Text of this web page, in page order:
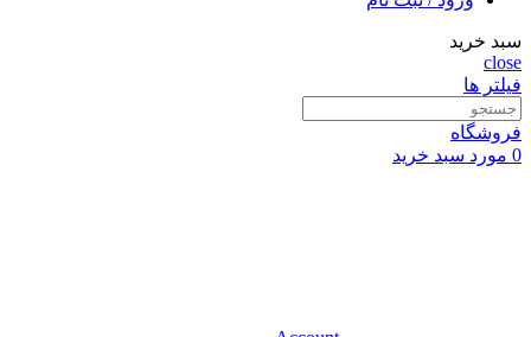
سبد خرید
close
فیلتر ها
فروشگاه
0 مورد سبد خرید